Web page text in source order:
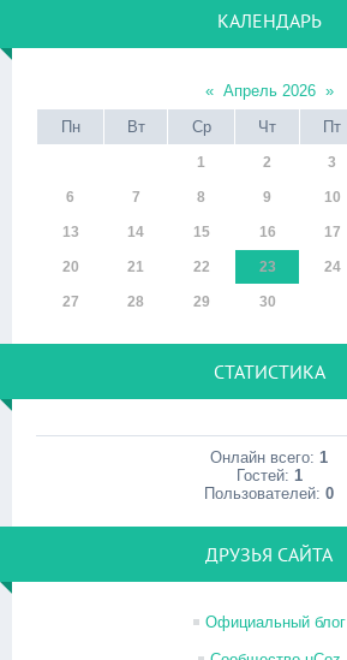
КАЛЕНДАРЬ
« Апрель 2026 »
Пн
Вт Ср Чт Пт
1 2 3
6 7 8 9 10
13 14 15 16 17
20 21 22 23 24
27 28 29 30
СТАТИСТИКА
Онлайн всего: 1
Гостей: 1
Пользователей: 0
ДРУЗЬЯ САЙТА
Официальный блог